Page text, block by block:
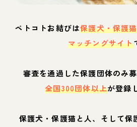
ペトコトお結びは保護犬・保護
マッチングサイト
審査を通過した保護団体のみ
全国300団体以上が登録
保護犬・保護猫と人、そして保